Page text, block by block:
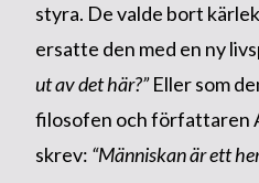
styra. De valde bort
ersatte den med en ny
ut av det här?”Eller som
filosofen och författaren
skrev: “Människan är ett